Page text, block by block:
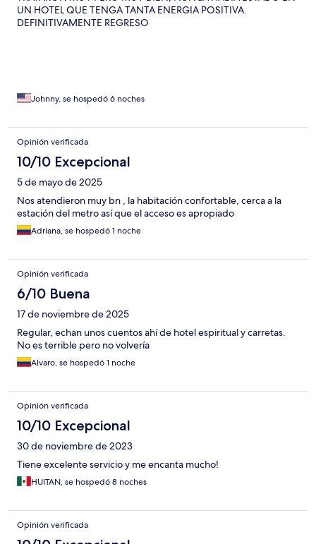
UN HOTEL QUE TENGA TANTA ENERGIA POSITIVA.
DEFINITIVAMENTE REGRESO
Johnny, se hospedó 6 noches
Opinión verificada
10/10 Excepcional
5 de mayo de 2025
Nos atendieron muy bn , la habitación confortable, cerca a la
estación del metro así que el acceso es apropiado
Adriana, se hospedó 1 noche
Opinión verificada
6/10 Buena
17 de noviembre de 2025
Regular, echan unos cuentos ahí de hotel espiritual y carretas.
No es terrible pero no volvería
Alvaro, se hospedó 1 noche
Opinión verificada
10/10 Excepcional
30 de noviembre de 2023
Tiene excelente servicio y me encanta mucho!
HUITAN, se hospedó 8 noches
Opinión verificada